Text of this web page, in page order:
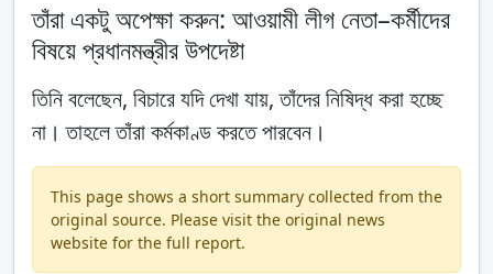
তাঁরা একটু অপেক্ষা করুন: আওয়ামী লীগ নেতা–কর্মীদের
বিষয়ে প্রধানমন্ত্রীর উপদেষ্টা
তিনি বলেছেন, বিচারে যদি দেখা যায়, তাঁদের নিষিদ্ধ করা হচ্ছে
না। তাহলে তাঁরা কর্মকাণ্ড করতে পারবেন।
This page shows a short summary collected from the
original source. Please visit the original news
website for the full report.